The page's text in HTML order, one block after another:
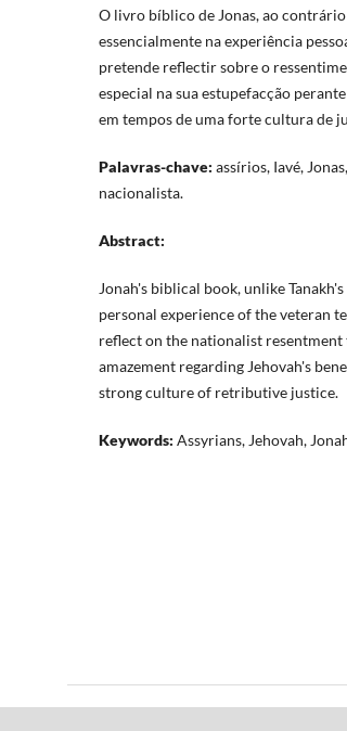
O livro bíblico de Jonas, ao
essencialmente na experiência
pretende reflectir sobre o
especial na sua estupefacção
em tempos de uma forte cultura de
Palavras-chave: assírios, Iavé,
nacionalista.
Abstract:
Jonah's biblical book, unlike
personal experience of the veteran
reflect on the nationalist
amazement regarding Jehovah's
strong culture of retributive justice.
Keywords: Assyrians, Jehovah,